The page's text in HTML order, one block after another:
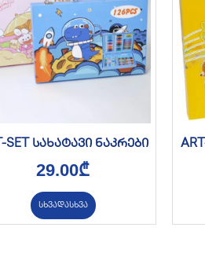
SET სახატავი ნაკრები
29.00₾
სხვადასხვა